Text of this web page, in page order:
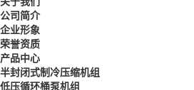
公司简介
企业形象
荣誉资质
产品中心
半封闭式制冷压缩机组
低压循环桶泵机组